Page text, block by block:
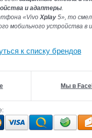
и адаптеры
«VivoXplay5», то
мобильного устройства в
к списку брендов
Мы в